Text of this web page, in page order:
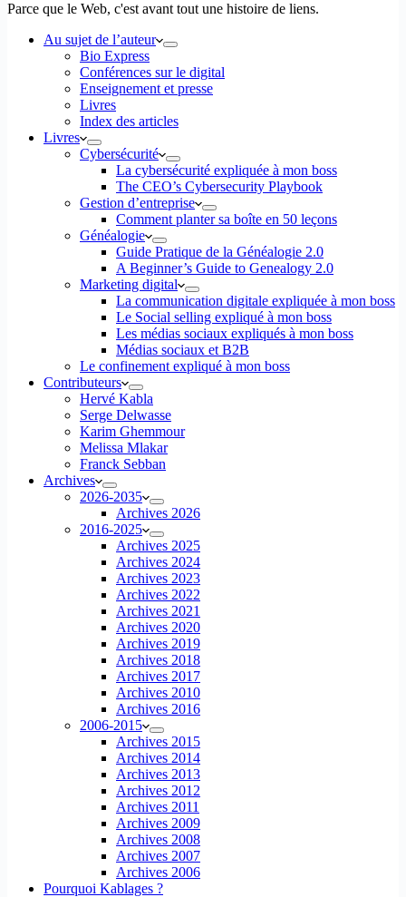
Parce que le Web, c'est avant tout une histoire de liens.
Au sujet de l’auteur
Bio Express
Conférences sur le digital
Enseignement et presse
Livres
Index des articles
Livres
Cybersécurité
La cybersécurité expliquée à mon boss
The CEO’s Cybersecurity Playbook
Gestion d’entreprise
Comment planter sa boîte en 50 leçons
Généalogie
Guide Pratique de la Généalogie 2.0
A Beginner’s Guide to Genealogy 2.0
Marketing digital
La communication digitale expliquée à mon boss
Le Social selling expliqué à mon boss
Les médias sociaux expliqués à mon boss
Médias sociaux et B2B
Le confinement expliqué à mon boss
Contributeurs
Hervé Kabla
Serge Delwasse
Karim Ghemmour
Melissa Mlakar
Franck Sebban
Archives
2026-2035
Archives 2026
2016-2025
Archives 2025
Archives 2024
Archives 2023
Archives 2022
Archives 2021
Archives 2020
Archives 2019
Archives 2018
Archives 2017
Archives 2010
Archives 2016
2006-2015
Archives 2015
Archives 2014
Archives 2013
Archives 2012
Archives 2011
Archives 2009
Archives 2008
Archives 2007
Archives 2006
Pourquoi Kablages ?